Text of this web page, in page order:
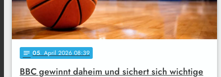
notes 05. April 2026 08:39
BBC gewinnt daheim und sichert sich wichtige